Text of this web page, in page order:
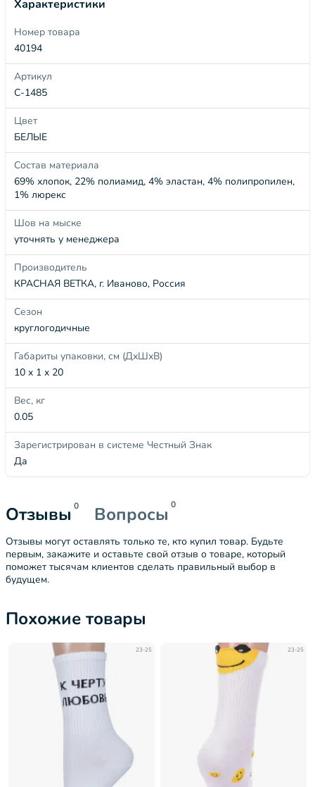
Характеристики
Номер товара
40194
Артикул
С-1485
Цвет
БЕЛЫЕ
Состав материала
69% хлопок, 22% полиамид, 4% эластан, 4% полипропилен,
1% люрекс
Шов на мыске
уточнять у менеджера
Производитель
КРАСНАЯ ВЕТКА, г. Иваново, Россия
Сезон
круглогодичные
Габариты упаковки, см (ДхШхВ)
10 x 1 x 20
Вес, кг
0.05
Зарегистрирован в системе Честный Знак
Да
Отзывы 0 Вопросы 0
Отзывы могут оставлять только те, кто купил товар. Будьте
первым, закажите и оставьте свой отзыв о товаре, который
поможет тысячам клиентов сделать правильный выбор в
будущем.
Похожие товары
23-25 23-25